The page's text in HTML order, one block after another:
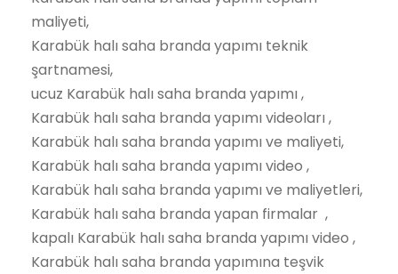
maliyeti,
Karabük halı saha branda yapımı teknik
şartnamesi,
ucuz Karabük halı saha branda yapımı ,
Karabük halı saha branda yapımı videoları ,
Karabük halı saha branda yapımı ve maliyeti,
Karabük halı saha branda yapımı video ,
Karabük halı saha branda yapımı ve maliyetleri,
Karabük halı saha branda yapan firmalar ,
kapalı Karabük halı saha branda yapımı video ,
Karabük halı saha branda yapımına teşvik